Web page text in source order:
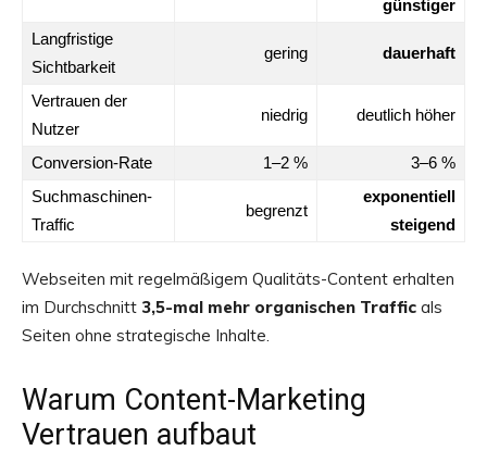
günstiger
Langfristige
Sichtbarkeit
gering dauerhaft
Vertrauen der
Nutzer
niedrig deutlich höher
Conversion-Rate 1–2 %
3–6 %
Suchmaschinen-
Traffic
begrenzt
exponentiell
steigend
Webseiten mit regelmäßigem Qualitäts-Content erhalten
im Durchschnitt 3,5-mal mehr organischen Traffic als
Seiten ohne strategische Inhalte.
Warum Content-Marketing
Vertrauen aufbaut